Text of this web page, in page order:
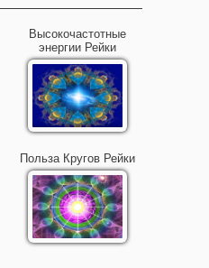
Высокочастотные
энергии Рейки
Польза Кругов Рейки